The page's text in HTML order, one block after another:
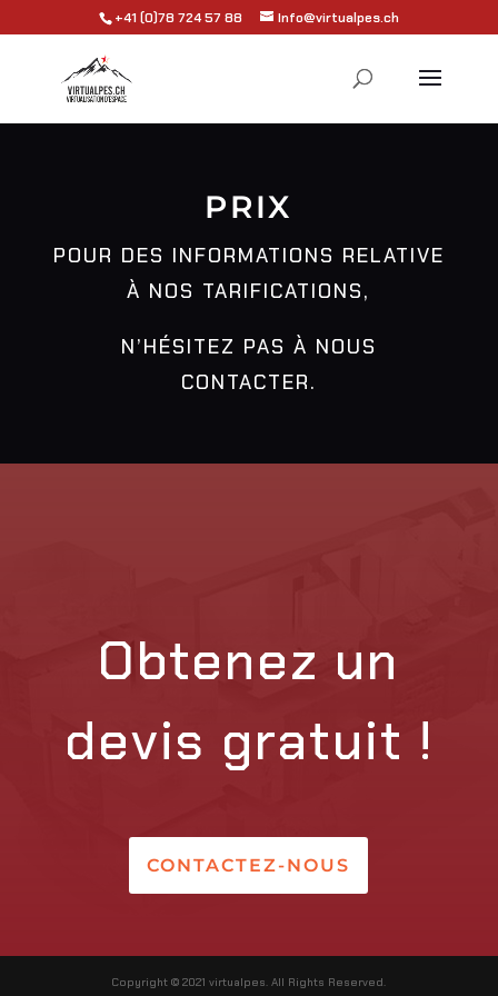
+41 (0)78 724 57 88 Info@virtualpes.ch
PRIX
POUR DES INFORMATIONS RELATIVE
À NOS TARIFICATIONS,
N’HÉSITEZ PAS À NOUS
CONTACTER.
Obtenez un
devis gratuit !
CONTACTEZ-NOUS
Copyright © 2021 virtualpes. All Rights Reserved.